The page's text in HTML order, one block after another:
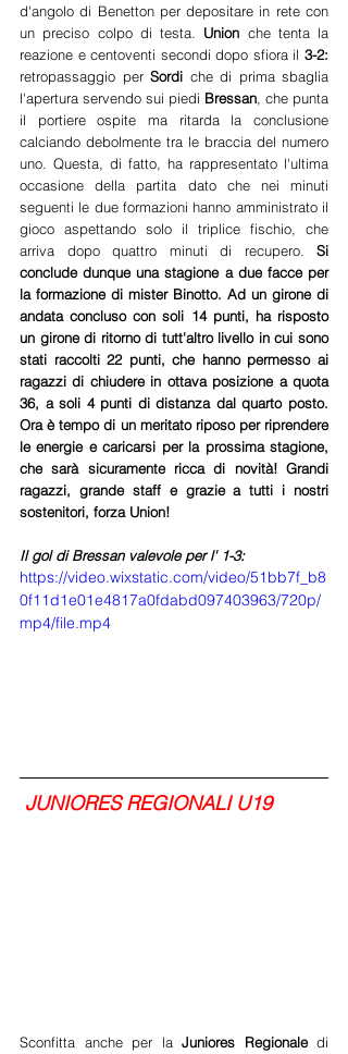
d'angolo di Benetton per depositare in rete con
un preciso colpo di testa. Union che tenta la
reazione e centoventi secondi dopo sfiora il 3-2:
retropassaggio per Sordi che di prima sbaglia
l'apertura servendo sui piedi Bressan, che punta
il portiere ospite ma ritarda la conclusione
calciando debolmente tra le braccia del numero
uno. Questa, di fatto, ha rappresentato l'ultima
occasione della partita dato che nei minuti
seguenti le due formazioni hanno amministrato il
gioco aspettando solo il triplice fischio, che
arriva dopo quattro minuti di recupero. Si
conclude dunque una stagione a due facce per
la formazione di mister Binotto. Ad un girone di
andata concluso con soli 14 punti, ha risposto
un girone di ritorno di tutt'altro livello in cui sono
stati raccolti 22 punti, che hanno permesso ai
ragazzi di chiudere in ottava posizione a quota
36, a soli 4 punti di distanza dal quarto posto.
Ora è tempo di un meritato riposo per riprendere
le energie e caricarsi per la prossima stagione,
che sarà sicuramente ricca di novità! Grandi
ragazzi, grande staff e grazie a tutti i nostri
sostenitori, forza Union!
Il gol di Bressan valevole per l' 1-3:
https://video.wixstatic.com/video/51bb7f_b8
0f11d1e01e4817a0fdabd097403963/720p/
mp4/file.mp4
JUNIORES REGIONALI U19
Sconfitta anche per la Juniores Regionale di